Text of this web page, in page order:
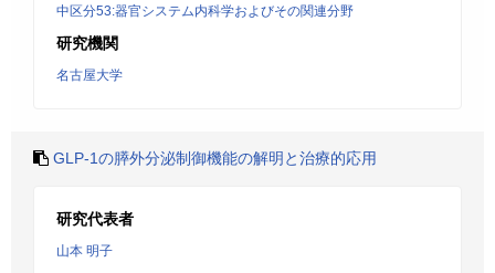
中区分53:器官システム内科学およびその関連分野
研究機関
名古屋大学
GLP-1の膵外分泌制御機能の解明と治療的応用
研究代表者
山本 明子